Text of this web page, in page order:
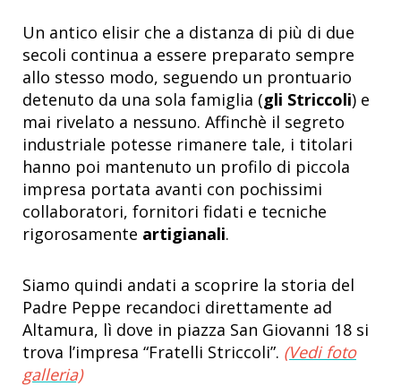
Un antico elisir che a distanza di più di due
secoli continua a essere preparato sempre
allo stesso modo, seguendo un prontuario
detenuto da una sola famiglia (gli Striccoli) e
mai rivelato a nessuno. Affinchè il segreto
industriale potesse rimanere tale, i titolari
hanno poi mantenuto un profilo di piccola
impresa portata avanti con pochissimi
collaboratori, fornitori fidati e tecniche
rigorosamente artigianali.
Siamo quindi andati a scoprire la storia del
Padre Peppe recandoci direttamente ad
Altamura, lì dove in piazza San Giovanni 18 si
trova l’impresa “Fratelli Striccoli”. (Vedi foto
galleria)